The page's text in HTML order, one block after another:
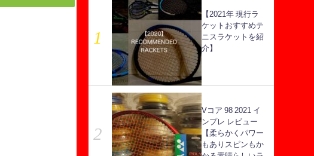
【2021年 現行ラ
ケットおすすめテ
ニスラケットを紹
介】
Vコア 98 2021 イ
ンプレ レビュー
【柔らかくパワー
もありスピンもか